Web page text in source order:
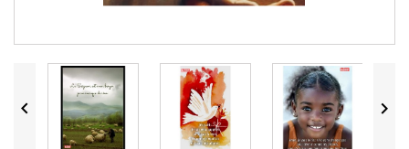
 